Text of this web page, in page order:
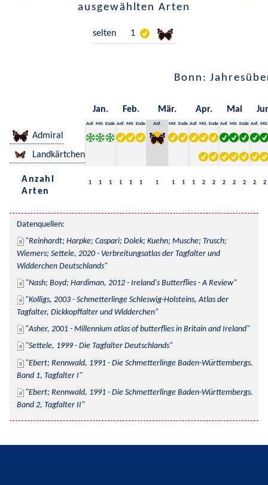
ausgewählten Arten
selten 1
Bonn:
Jan. Feb. Mär. Apr. Mai
Anf. Mit. Ende Anf. Mit. Ende Anf. Mit. Ende Anf. Mit. Ende Anf. Mit. Ende Anf. Mit.
Admiral
Landkärtchen
Anzahl
Arten
1 1 1 1 1 1 1 1 1 1 2 2 2 2 2 2 2
Datenquellen:
Reinhardt; Harpke; Caspari; Dolek; Kuehn; Musche; Trusch;
Wiemers; Settele, 2020 - Verbreitungsatlas der Tagfalter und
Widderchen Deutschlands
Nash; Boyd; Hardiman, 2012 - Ireland's Butterflies - A Review
Kolligs, 2003 - Schmetterlinge Schleswig-Holsteins, Atlas der
Tagfalter, Dickkopffalter und Widderchen
Asher, 2001 - Millennium atlas of butterflies in Britain and Ireland
Settele, 1999 - Die Tagfalter Deutschlands
Ebert; Rennwald, 1991 - Die Schmetterlinge Baden-Württembergs.
Band 1, Tagfalter I
Ebert; Rennwald, 1991 - Die Schmetterlinge Baden-Württembergs.
Band 2, Tagfalter II